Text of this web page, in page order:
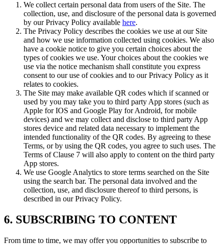
We collect certain personal data from users of the Site. The
collection, use, and disclosure of the personal data is governed
by our Privacy Policy available here.
The Privacy Policy describes the cookies we use at our Site
and how we use information collected using cookies. We also
have a cookie notice to give you certain choices about the
types of cookies we use. Your choices about the cookies we
use via the notice mechanism shall constitute you express
consent to our use of cookies and to our Privacy Policy as it
relates to cookies.
The Site may make available QR codes which if scanned or
used by you may take you to third party App stores (such as
Apple for IOS and Google Play for Android, for mobile
devices) and we may collect and disclose to third party App
stores device and related data necessary to implement the
intended functionality of the QR codes. By agreeing to these
Terms, or by using the QR codes, you agree to such uses. The
Terms of Clause 7 will also apply to content on the third party
App stores.
We use Google Analytics to store terms searched on the Site
using the search bar. The personal data involved and the
collection, use, and disclosure thereof to third persons, is
described in our Privacy Policy.
6. SUBSCRIBING TO CONTENT
From time to time, we may offer you opportunities to subscribe to